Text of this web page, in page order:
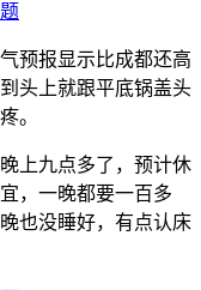
预报显示比成都还高
头上就跟平底锅盖头
。
上九点多了，预计休
，一晚都要一百多
也没睡好，有点认床